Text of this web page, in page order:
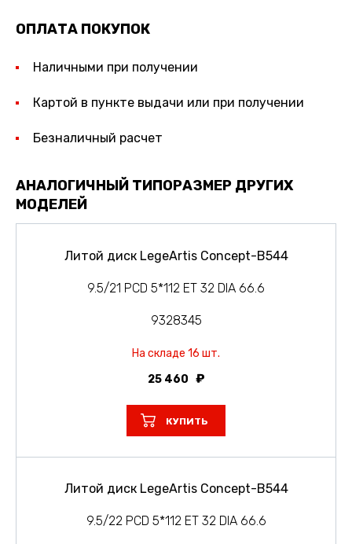
ОПЛАТА ПОКУПОК
Наличными при получении
Картой в пункте выдачи или при получении
Безналичный расчет
АНАЛОГИЧНЫЙ ТИПОРАЗМЕР ДРУГИХ
МОДЕЛЕЙ
Литой диск LegeArtis Concept-B544
9.5/21 PCD 5*112 ET 32 DIA 66.6
9328345
На складе 16 шт.
25 460
КУПИТЬ
Литой диск LegeArtis Concept-B544
9.5/22 PCD 5*112 ET 32 DIA 66.6